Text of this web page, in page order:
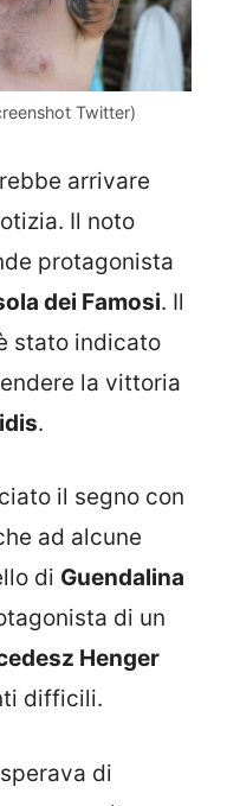
Twitter)
arrivare
Il noto
protagonista
dei Famosi. Il
stato indicato
la vittoria
.
il segno con
ad alcune
di Guendalina
di un
Henger
difficili.
di